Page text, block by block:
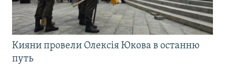
Кияни провели Олексія Юкова в останню
путь